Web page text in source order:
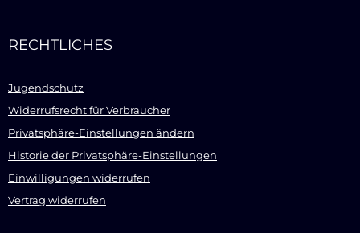
RECHTLICHES
Jugendschutz
Widerrufsrecht für Verbraucher
Privatsphäre-Einstellungen ändern
Historie der Privatsphäre-Einstellungen
Einwilligungen widerrufen
Vertrag widerrufen